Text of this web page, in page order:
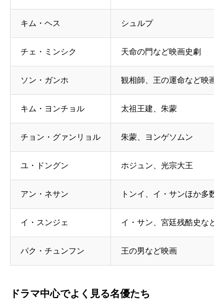
キム・ヘス シュルプ
チェ・ミンシク 天命の門など映画史劇
ソン・ガンホ 観相師、王の運命など映画
キム・ヨンチョル 太祖王建、朱蒙
チョン・グァンリョル 朱蒙、ヨンゲソムン
ユ・ドングン ホジュン、光宗大王
アン・ネサン トンイ、イ・サンほか多数
イ・スンジェ イ・サン、宮廷残酷史など
パク・チュンフン 王の男など映画
ドラマ中心でよく見る名優たち